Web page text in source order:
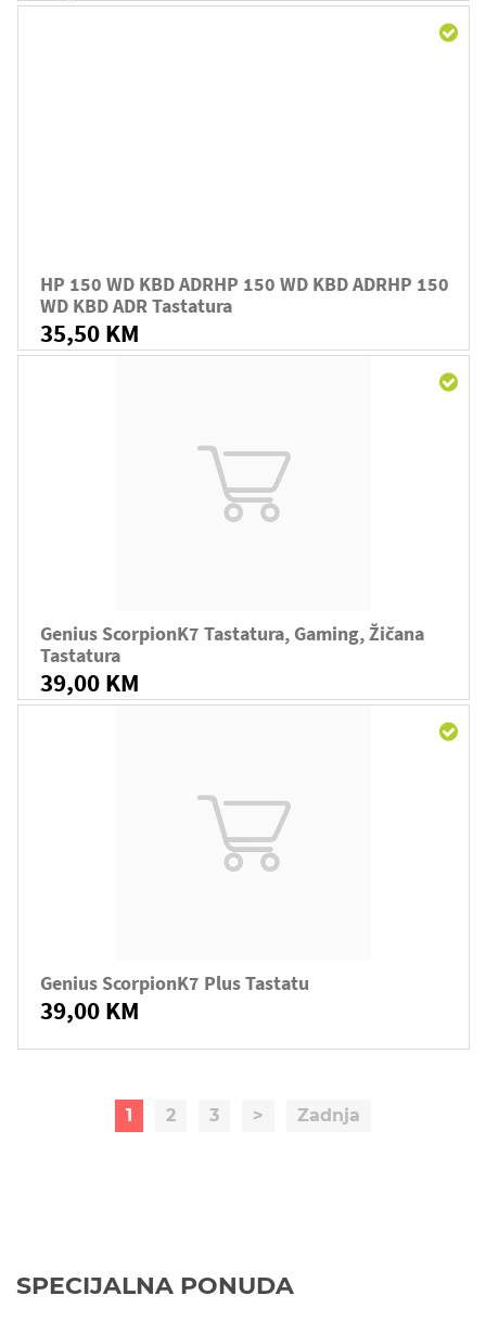
HP 150 WD KBD ADRHP 150 WD KBD ADRHP 150
WD KBD ADR Tastatura
35,50 KM
Genius ScorpionK7 Tastatura, Gaming, Žičana
Tastatura
39,00 KM
Genius ScorpionK7 Plus Tastatu
39,00 KM
1 2 3 > Zadnja
SPECIJALNA PONUDA